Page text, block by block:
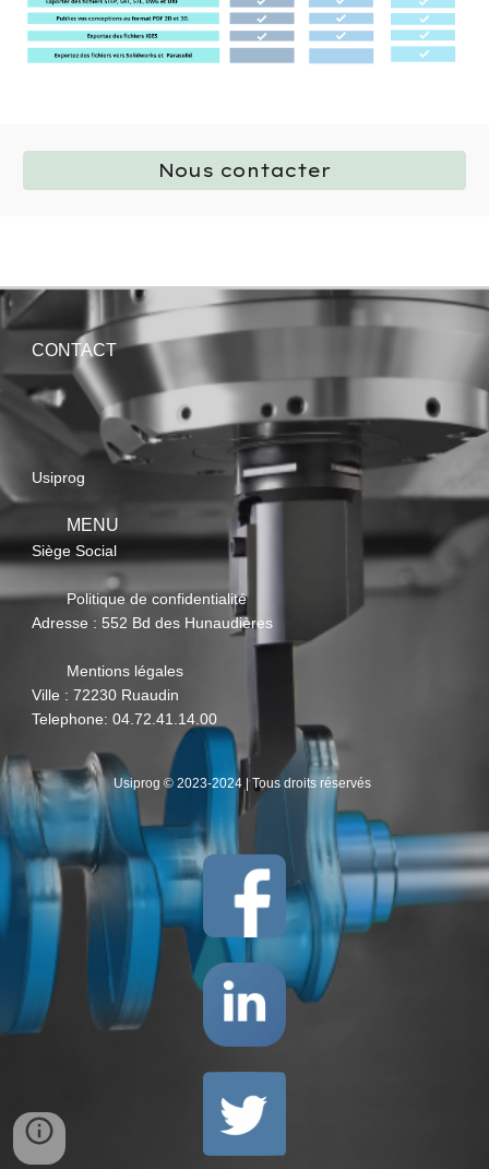
Nous contacter
CONTACT
Usiprog
MENU
Siège Social
Politique de confidentialité
Adresse : 552 Bd des Hunaudières
Mentions légales
Ville : 72230 Ruaudin
Telephone: 04.72.41.14.00
Usiprog © 2023-2024 | Tous droits réservés